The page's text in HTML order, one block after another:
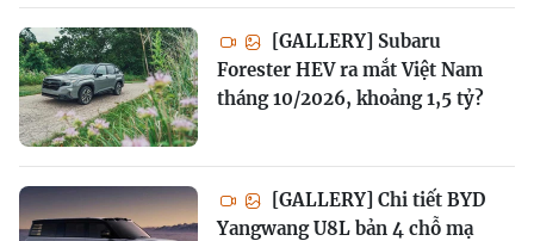
[GALLERY] Subaru
Forester HEV ra mắt Việt Nam
tháng 10/2026, khoảng 1,5 tỷ?
[GALLERY] Chi tiết BYD
Yangwang U8L bản 4 chỗ mạ